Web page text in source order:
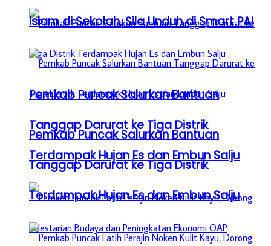
Pemkab Puncak Salurkan Bantuan
Tanggap Darurat ke Tiga Distrik
Terdampak Hujan Es dan Embun Salju
Islam di Sekolah, Sila Unduh di Smart PAI
Pemkab Puncak Salurkan Bantuan
Tanggap Darurat ke Tiga Distrik
Terdampak Hujan Es dan Embun Salju